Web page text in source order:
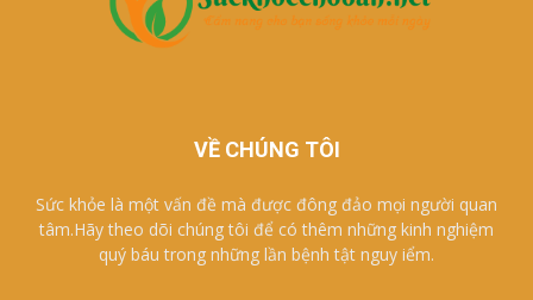
VỀ CHÚNG TÔI
Sức khỏe là một vấn đề mà được đông đảo mọi người quan
tâm.Hãy theo dõi chúng tôi để có thêm những kinh nghiệm
quý báu trong những lần bệnh tật nguy iểm.